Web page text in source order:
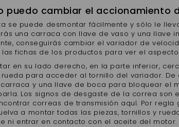
puedo cambiar el accionamiento
se puede desmontar fácilmente y sólo le
una carraca con llave de vaso y una llave
conseguirás cambiar el variador de
las fichas de los productos para ver el
en su lado derecho, en la parte inferior,
para acceder al tornillo del variador.
y una llave de boca para bloquear el
Los signos de desgaste de la correa
correas de transmisión aquí. Por
a montar todas las piezas, tornillos y
ni entrar en contacto con el aceite del motor.